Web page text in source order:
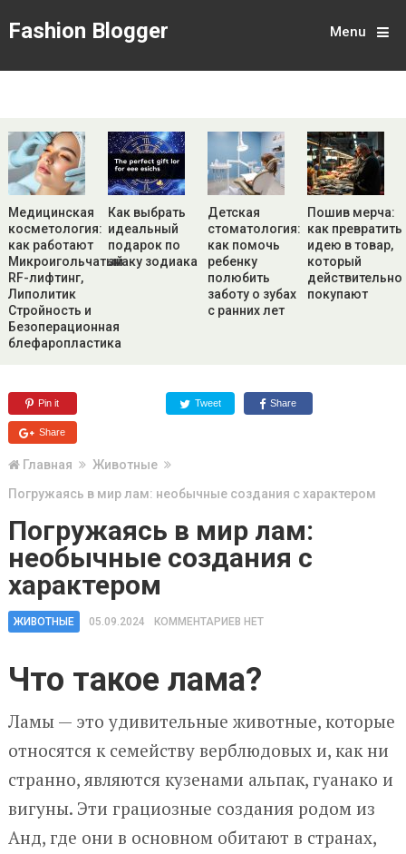
Fashion Blogger Menu
Медицинская
косметология:
как работают
Микроигольчатый
RF-лифтинг,
Липолитик
Стройность и
Безоперационная
блефаропластика
Как выбрать
идеальный
подарок по
знаку зодиака
Детская
стоматология:
как помочь
ребенку
полюбить
заботу о зубах
с ранних лет
Пошив мерча:
как превратить
идею в товар,
который
действительно
покупают
Pin it Tweet Share
Share
Главная
Животные
Погружаясь в мир лам: необычные создания с характером
Погружаясь в мир лам:
необычные создания с
характером
ЖИВОТНЫЕ 05.09.2024 КОММЕНТАРИЕВ НЕТ
Что такое лама?
Ламы — это удивительные животные, которые
относятся к семейству верблюдовых и, как ни
странно, являются кузенами альпак, гуанако и
вигуны. Эти грациозные создания родом из
Анд, где они в основном обитают в странах,